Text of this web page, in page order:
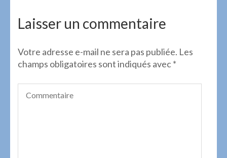
l’article
Laisser un commentaire
Votre adresse e-mail ne sera pas publiée. Les
champs obligatoires sont indiqués avec*